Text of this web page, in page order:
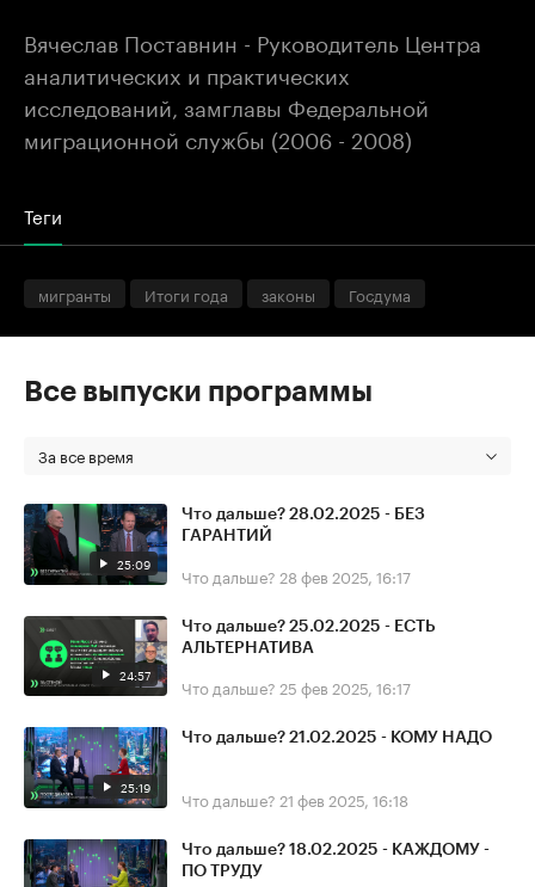
Вячеслав Поставнин - Руководитель Центра
аналитических и практических
исследований, замглавы Федеральной
миграционной службы (2006 - 2008)
Теги
мигранты Итоги года законы Госдума
Все выпуски программы
За все время
25:09
Что дальше? 28.02.2025 - БЕЗ
ГАРАНТИЙ
Что дальше? 28 фев 2025, 16:17
24:57
Что дальше? 25.02.2025 - ЕСТЬ
АЛЬТЕРНАТИВА
Что дальше? 25 фев 2025, 16:17
25:19
Что дальше? 21.02.2025 - КОМУ НАДО
Что дальше? 21 фев 2025, 16:18
Что дальше? 18.02.2025 - КАЖДОМУ -
ПО ТРУДУ